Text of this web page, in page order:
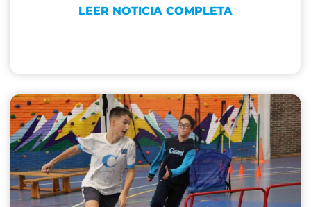
LEER NOTICIA COMPLETA